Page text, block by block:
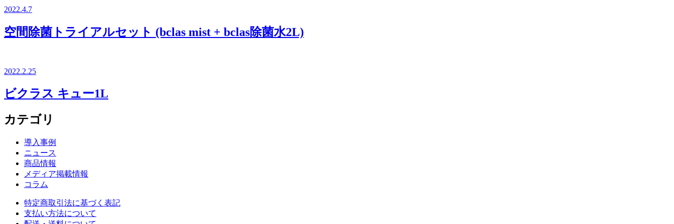
2022.4.7
空間除菌トライアルセット (bclas mist + bclas除菌水2L)
2022.2.25
ビクラス キュー1L
カテゴリ
導入事例
ニュース
商品情報
メディア掲載情報
コラム
特定商取引法に基づく表記
支払い方法について